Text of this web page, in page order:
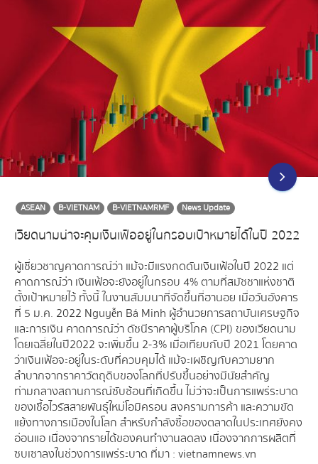
ASEAN B-VIETNAM B-VIETNAMRMF News Update
เวียดนามน่าจะคุมเงินเฟ้ออยู่ในกรอบเป้าหมายได้ในปี 2022
ผู้เชี่ยวชาญคาดการณ์ว่า แม้จะมีแรงกดดันเงินเฟ้อในปี 2022 แต่
คาดการณ์ว่า เงินเฟ้อจะยังอยู่ในกรอบ 4% ตามที่สมัชชาแห่งชาติ
ตั้งเป้าหมายไว้ ทั้งนี้ ในงานสัมมนาที่จัดขึ้นที่ฮานอย เมื่อวันอังคาร
ที่ 5 ม.ค. 2022 Nguyễn Bá Minh ผู้อำนวยการสถาบันเศรษฐกิจ
และการเงิน คาดการณ์ว่า ดัชนีราคาผู้บริโภค (CPI) ของเวียดนาม
โดยเฉลี่ยในปี2022 จะเพิ่มขึ้น 2-3% เมื่อเทียบกับปี 2021 โดยคาด
ว่าเงินเฟ้อจะอยู่ในระดับที่ควบคุมได้ แม้จะเผชิญกับความยาก
ลำบากจากราคาวัตถุดิบของโลกที่ปรับขึ้นอย่างมีนัยสำคัญ
ท่ามกลางสถานการณ์ซับซ้อนที่เกิดขึ้น ไม่ว่าจะเป็นการแพร่ระบาด
ของเชื้อไวรัสสายพันธุ์ใหม่โอมิครอน สงครามการค้า และความขัด
แย้งทางการเมืองในโลก สำหรับกำลังซื้อของตลาดในประเทศยังคง
อ่อนแอ เนื่องจากรายได้ของคนทำงานลดลง เนื่องจากการผลิตที่
ซบเซาลงในช่วงการแพร่ระบาด ที่มา : vietnamnews.vn